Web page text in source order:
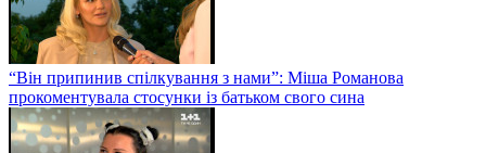
“Він припинив спілкування з нами”: Міша Романова
прокоментувала стосунки із батьком свого сина